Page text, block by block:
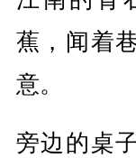
蕉，闻着
意。
旁边的桌